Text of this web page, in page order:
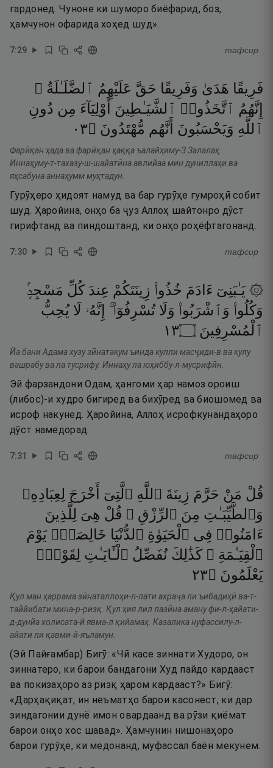
гардонед. Чуноне ки шуморо биёфарид, боз,
ҳамчунон офарида хоҳед шуд».
7:29 тафсир
فَرِيقًا هَدَىٰ وَفَرِيقًا حَقَّ عَلَيْهِمُ ٱلضَّلَـٰلَةُ ۗ
إِنَّهُمُ ٱتَّخَذُوا۟ ٱلشَّيَـٰطِينَ أَوْلِيَآءَ مِن دُونِ
ٱللَّهِ وَيَحْسَبُونَ أَنَّهُم مُّهْتَدُونَ ۝٣٠
Фарӣқан ҳада ва фарӣқан ҳаққа ъалайҳиму-З Залалаҳ.
Иннаҳуму-т-тахазу-ш-шайатӣна авлийаа мин дуниллаҳи ва
яҳсабуна аннаҳумм муҳтадун.
Гурӯҳеро ҳидоят намуд ва бар гурӯҳе гумроҳӣ собит
шуд. Ҳаройина, онҳо ба ҷуз Аллоҳ шайтонро дӯст
гирифтанд ва пиндоштанд, ки онҳо роҳёфтагонанд.
7:30 тафсир
۞ يَـٰبَنِىٓ ءَادَمَ خُذُوا۟ زِينَتَكُمْ عِندَ كُلِّ مَسْجِدٍۢ
وَكُلُوا۟ وَٱشْرَبُوا۟ وَلَا تُسْرِفُوٓا۟ ۚ إِنَّهُۥ لَا يُحِبُّ
ٱلْمُسْرِفِينَ ۝٣١
Йа бани Адама хузу зӣнатакум ъинда кулли масҷиди-в ва кулу
вашрабу ва ла тусрифу. Иннаҳу ла юҳиббу-л-мусрифӣн.
Эй фарзандони Одам, ҳангоми ҳар намоз ороиш
(либос)-и худро бигиред ва бихӯред ва биошомед ва
исроф накунед. Ҳаройина, Аллоҳ исрофкунандаҳоро
дӯст намедорад.
7:31 тафсир
قُلْ مَنْ حَرَّمَ زِينَةَ ٱللَّهِ ٱلَّتِىٓ أَخْرَجَ لِعِبَادِهِۦ
وَٱلطَّيِّبَـٰتِ مِنَ ٱلرِّزْقِ ۚ قُلْ هِىَ لِلَّذِينَ
ءَامَنُوا۟ فِى ٱلْحَيَوٰةِ ٱلدُّنْيَا خَالِصَةًۭ يَوْمَ
ٱلْقِيَـٰمَةِ ۗ كَذَٰلِكَ نُفَصِّلُ ٱلْـَٔايَـٰتِ لِقَوْمٍۢ
يَعْلَمُونَ ۝٣٢
Қул ман ҳаррама зӣнаталлоҳи-л-лати ахраҷа ли ъибадиҳӣ ва-т-
таййибати мина-р-ризқ. Қул ҳия лил лазӣна аману фи-л-ҳайати-
д-дунйа холисата-й явма-л қийамаҳ. Казалика нуфассилу-л-
айати ли қавми-й-яъламун.
(Эй Пайғамбар) Бигӯ: «Чӣ касе зиннати Худоро, он
зиннатеро, ки барои бандагони Худ пайдо кардааст
ва покизаҳоро аз ризқ ҳаром кардааст?» Бигӯ:
«Дарҳақиқат, ин неъматҳо барои касонест, ки дар
зиндагонии дунё имон овардаанд ва рӯзи қиёмат
барои онҳо хос шавад». Ҳамчунин нишонаҳоро
барои гурӯҳе, ки медонанд, муфассал баён мекунем.